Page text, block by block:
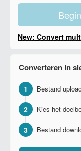
New: Convert
Converteren in
1 Bestand
2 Kies het
3 Bestand